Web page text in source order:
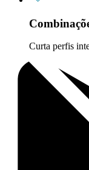
Curta perfis